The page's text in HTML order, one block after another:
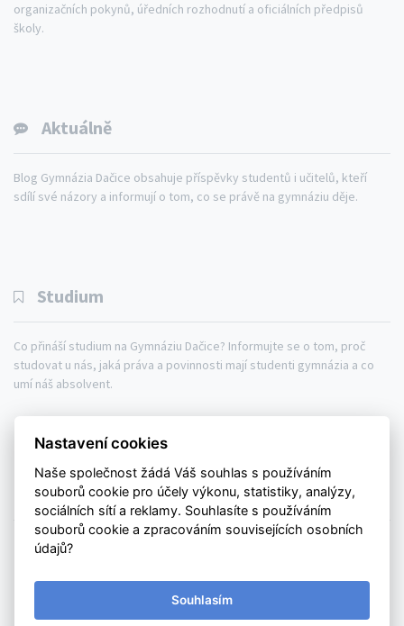
organizačních pokynů, úředních rozhodnutí a oficiálních předpisů
školy.
Aktuálně
Blog Gymnázia Dačice obsahuje příspěvky studentů i učitelů, kteří
sdílí své názory a informují o tom, co se právě na gymnáziu děje.
Studium
Co přináší studium na Gymnáziu Dačice? Informujte se o tom, proč
studovat u nás, jaká práva a povinnosti mají studenti gymnázia a co
umí náš absolvent.
Gymnázium
Kontakty
Mapa webu
Prohlášení o přístupnosti
Nastavení cookies
Naše společnost žádá Váš souhlas s používáním
souborů cookie pro účely výkonu, statistiky, analýzy,
sociálních sítí a reklamy. Souhlasíte s používáním
souborů cookie a zpracováním souvisejících osobních
údajů?
Souhlasím